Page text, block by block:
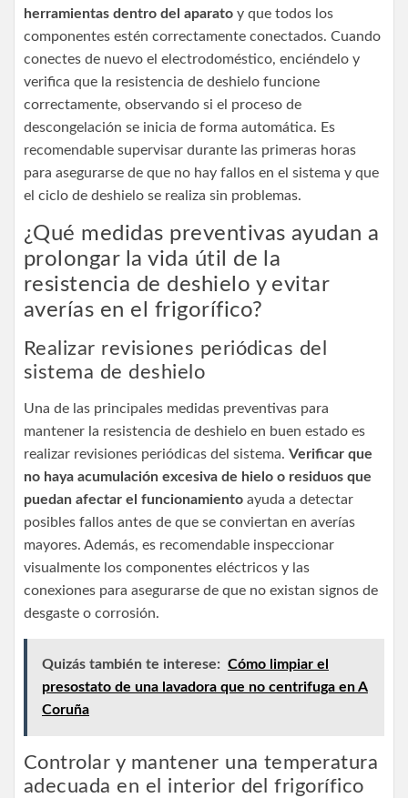
herramientas dentro del aparato y que todos los
componentes estén correctamente conectados. Cuando
conectes de nuevo el electrodoméstico, enciéndelo y
verifica que la resistencia de deshielo funcione
correctamente, observando si el proceso de
descongelación se inicia de forma automática. Es
recomendable supervisar durante las primeras horas
para asegurarse de que no hay fallos en el sistema y que
el ciclo de deshielo se realiza sin problemas.
¿Qué medidas preventivas ayudan a
prolongar la vida útil de la
resistencia de deshielo y evitar
averías en el frigorífico?
Realizar revisiones periódicas del
sistema de deshielo
Una de las principales medidas preventivas para
mantener la resistencia de deshielo en buen estado es
realizar revisiones periódicas del sistema. Verificar que
no haya acumulación excesiva de hielo o residuos que
puedan afectar el funcionamiento ayuda a detectar
posibles fallos antes de que se conviertan en averías
mayores. Además, es recomendable inspeccionar
visualmente los componentes eléctricos y las
conexiones para asegurarse de que no existan signos de
desgaste o corrosión.
Quizás también te interese: Cómo limpiar el
presostato de una lavadora que no centrifuga en A
Coruña
Controlar y mantener una temperatura
adecuada en el interior del frigorífico